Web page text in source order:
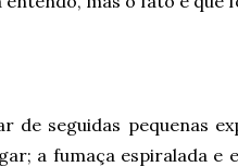
de seguidas pequenas
a fumaça espiralada e